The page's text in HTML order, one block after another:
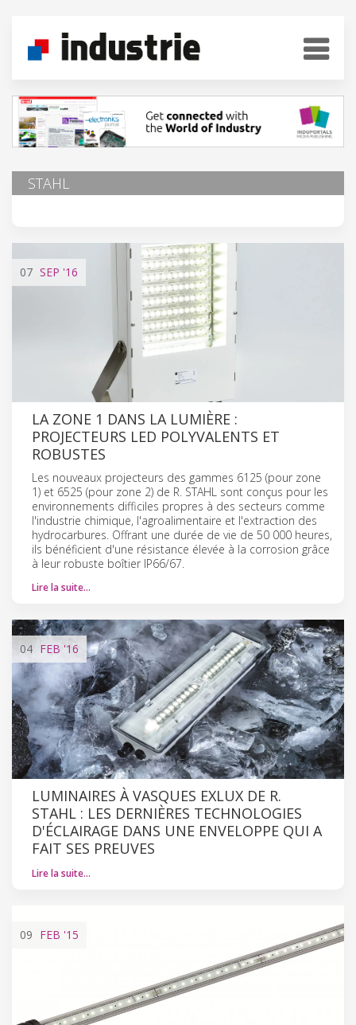
STAHL
07 SEP '16
LA ZONE 1 DANS LA LUMIÈRE :
PROJECTEURS LED POLYVALENTS ET
ROBUSTES
Les nouveaux projecteurs des gammes 6125 (pour zone
1) et 6525 (pour zone 2) de R. STAHL sont conçus pour les
environnements difficiles propres à des secteurs comme
l'industrie chimique, l'agroalimentaire et l'extraction des
hydrocarbures. Offrant une durée de vie de 50 000 heures,
ils bénéficient d'une résistance élevée à la corrosion grâce
à leur robuste boîtier IP66/67.
Lire la suite…
04 FEB '16
LUMINAIRES À VASQUES EXLUX DE R.
STAHL : LES DERNIÈRES TECHNOLOGIES
D'ÉCLAIRAGE DANS UNE ENVELOPPE QUI A
FAIT SES PREUVES
Lire la suite…
09 FEB '15